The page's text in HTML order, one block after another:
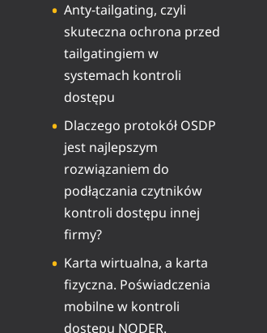
Anty-tailgating, czyli
skuteczna ochrona przed
tailgatingiem w
systemach kontroli
dostępu
Dlaczego protokół OSDP
jest najlepszym
rozwiązaniem do
podłączania czytników
kontroli dostępu innej
firmy?
Karta wirtualna, a karta
fizyczna. Poświadczenia
mobilne w kontroli
dostępu NODER.